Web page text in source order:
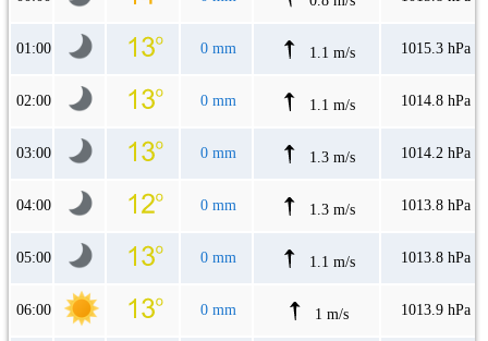
01:00 0 mm 1.1 m/s 1015.3 hPa
02:00 0 mm 1.1 m/s 1014.8 hPa
03:00 0 mm 1.3 m/s 1014.2 hPa
04:00 0 mm 1.3 m/s 1013.8 hPa
05:00 0 mm 1.1 m/s 1013.8 hPa
06:00 0 mm 1 m/s 1013.9 hPa